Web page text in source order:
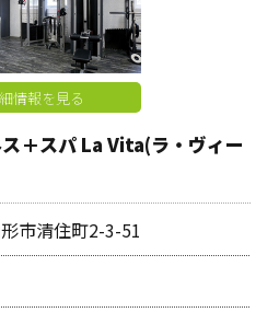
情報を見る
＋スパ La Vita(ラ・ヴィー
市清住町2-3-51